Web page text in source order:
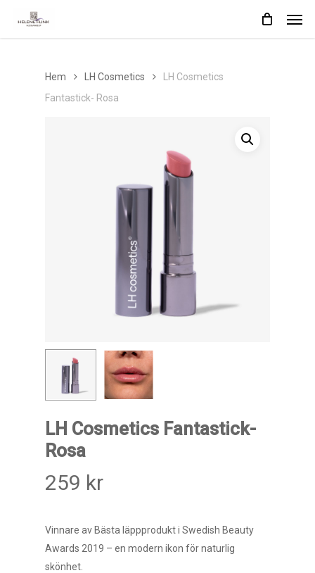
Hem LH Cosmetics
LH Cosmetics
Fantastick- Rosa
LH Cosmetics Fantastick-
Rosa
259 kr
Vinnare av Bästa läppprodukt i Swedish Beauty
Awards 2019 – en modern ikon för naturlig
skönhet.